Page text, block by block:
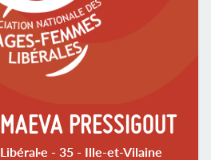
MAEVA PRESSIGOUT
Libéral·e - 35 - Ille-et-Vilaine